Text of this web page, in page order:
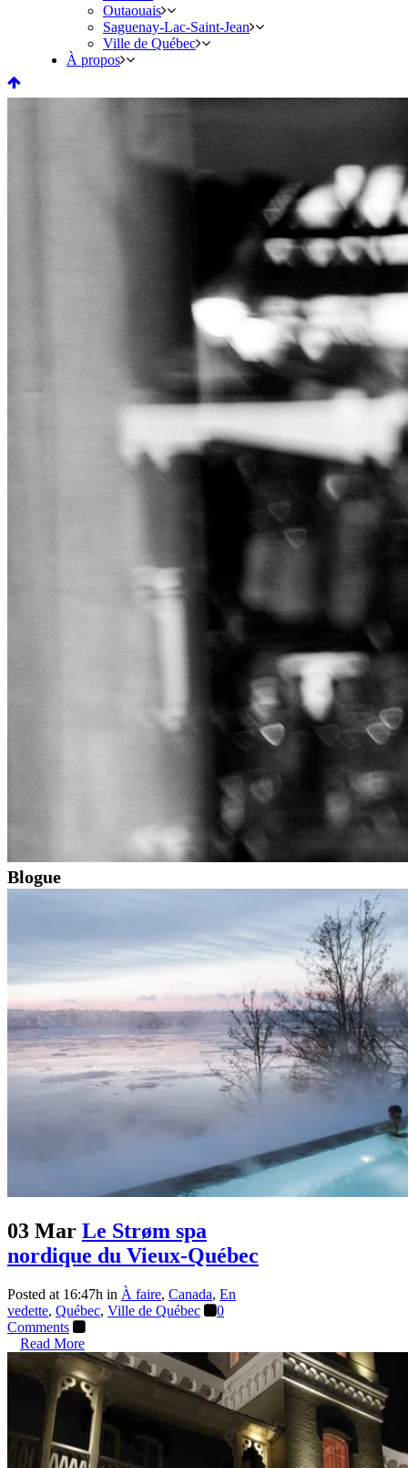
Outaouais
Saguenay-Lac-Saint-Jean
Ville de Québec
À propos
Blogue
03 Mar Le Strøm spa
nordique du Vieux-Québec
Posted at 16:47h in À faire, Canada, En
vedette, Québec, Ville de Québec
0
Comments
Read More